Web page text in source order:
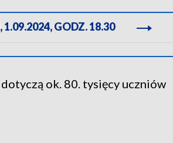
GODZ. 18.30
ok. 80. tysięcy uczniów